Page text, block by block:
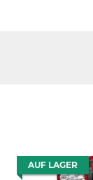
AUF LAGER